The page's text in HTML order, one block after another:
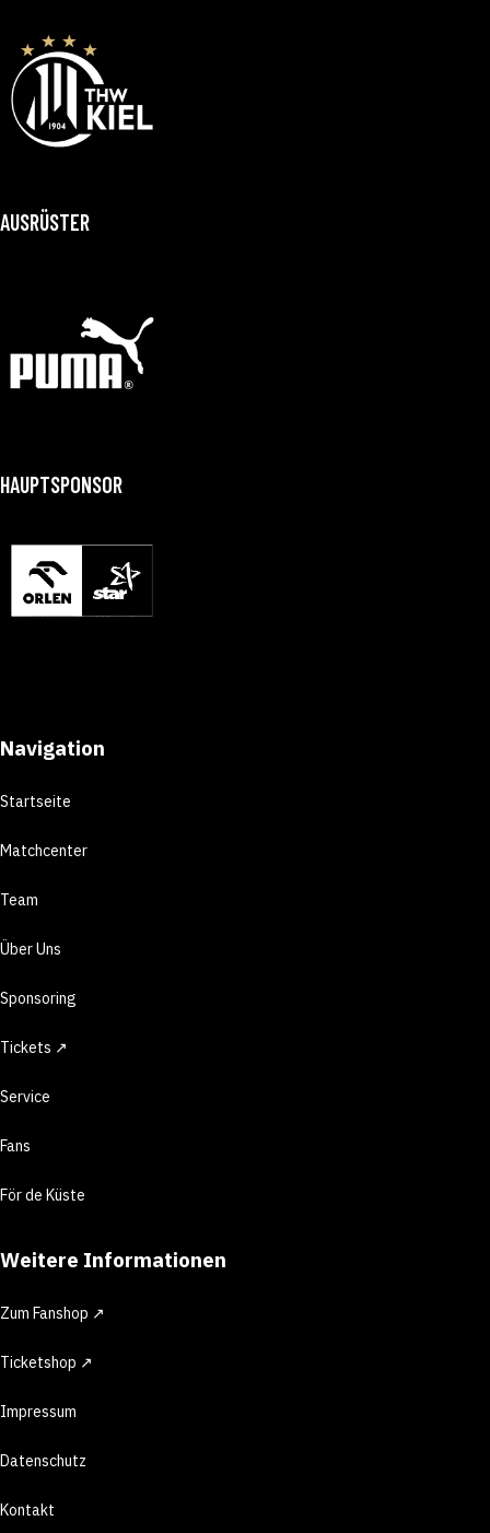
AUSRÜSTER
HAUPTSPONSOR
Navigation
Startseite
Matchcenter
Team
Über Uns
Sponsoring
Tickets ↗
Service
Fans
För de Küste
Weitere Informationen
Zum Fanshop ↗
Ticketshop ↗
Impressum
Datenschutz
Kontakt